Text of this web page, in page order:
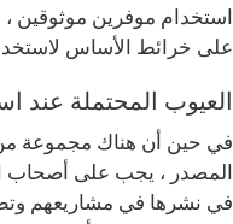
استخدام موفرين موثوقين
على خرائط الأساس
العيوب المحتملة عند
في حين أن هناك مجموعة من
المصدر ، يجب على أصحاب
في نشرها في مشاريعهم